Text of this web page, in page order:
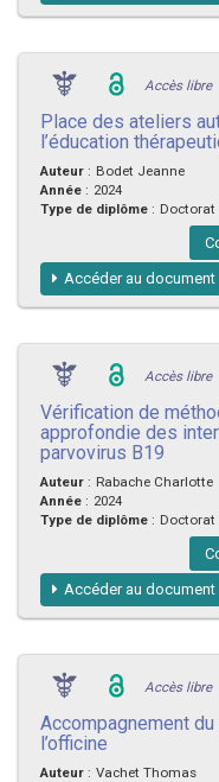
Accès libre
Place des ateliers
l’éducation
Auteur : Bodet Jeanne
Année : 2024
Type de diplôme : Doctorat
Accéder au document
Accès libre
Vérification de
approfondie des
parvovirus B19
Auteur : Rabache Charlotte
Année : 2024
Type de diplôme : Doctorat
Accéder au document
Accès libre
Accompagnement
l’officine
Auteur : Vachet Thomas